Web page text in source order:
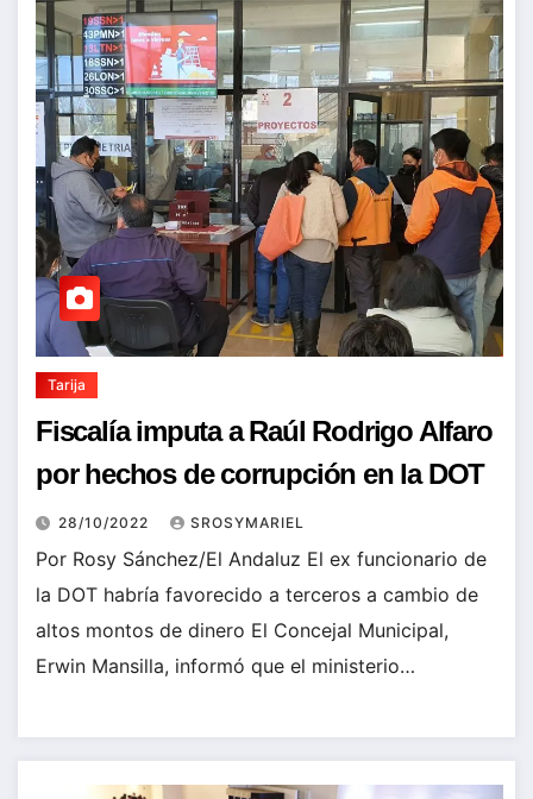
Tarija
Fiscalía imputa a Raúl Rodrigo Alfaro
por hechos de corrupción en la DOT
28/10/2022 SROSYMARIEL
Por Rosy Sánchez/El Andaluz El ex funcionario de
la DOT habría favorecido a terceros a cambio de
altos montos de dinero El Concejal Municipal,
Erwin Mansilla, informó que el ministerio…